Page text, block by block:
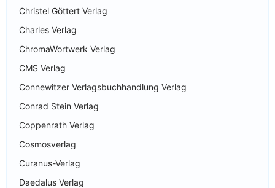
Christel Göttert Verlag
Charles Verlag
ChromaWortwerk Verlag
CMS Verlag
Connewitzer Verlagsbuchhandlung Verlag
Conrad Stein Verlag
Coppenrath Verlag
Cosmosverlag
Curanus-Verlag
Daedalus Verlag